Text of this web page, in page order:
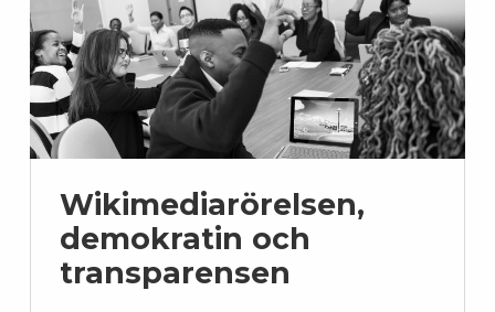
Wikimediarörelsen,
demokratin och
transparensen